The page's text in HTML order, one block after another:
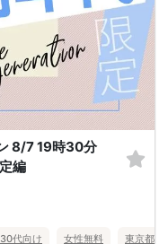
8/7 19時30分
編
30代向け 女性無料 東京都